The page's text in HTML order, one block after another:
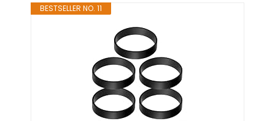
BESTSELLER NO. 11